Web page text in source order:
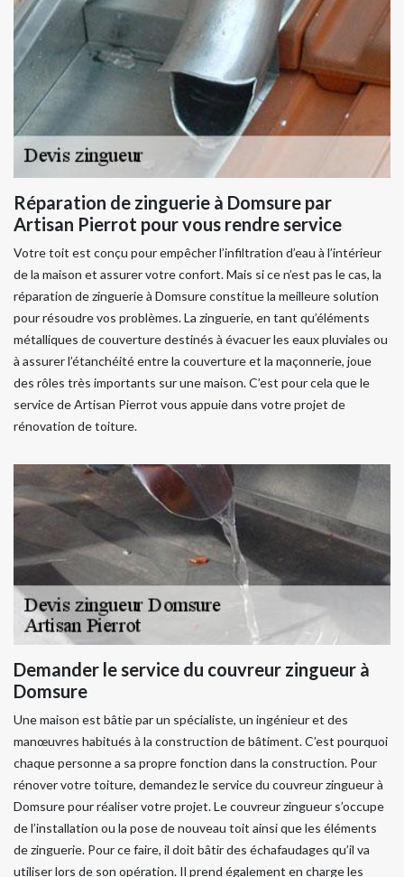
Réparation de zinguerie à Domsure par
Artisan Pierrot pour vous rendre service
Votre toit est conçu pour empêcher l’infiltration d’eau à l’intérieur
de la maison et assurer votre confort. Mais si ce n’est pas le cas, la
réparation de zinguerie à Domsure constitue la meilleure solution
pour résoudre vos problèmes. La zinguerie, en tant qu’éléments
métalliques de couverture destinés à évacuer les eaux pluviales ou
à assurer l’étanchéité entre la couverture et la maçonnerie, joue
des rôles très importants sur une maison. C’est pour cela que le
service de Artisan Pierrot vous appuie dans votre projet de
rénovation de toiture.
Demander le service du couvreur zingueur à
Domsure
Une maison est bâtie par un spécialiste, un ingénieur et des
manœuvres habitués à la construction de bâtiment. C’est pourquoi
chaque personne a sa propre fonction dans la construction. Pour
rénover votre toiture, demandez le service du couvreur zingueur à
Domsure pour réaliser votre projet. Le couvreur zingueur s’occupe
de l’installation ou la pose de nouveau toit ainsi que les éléments
de zinguerie. Pour ce faire, il doit bâtir des échafaudages qu’il va
utiliser lors de son opération. Il prend également en charge les